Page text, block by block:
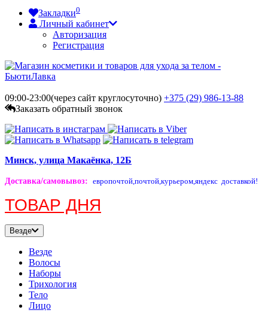
Закладки0
Личный кабинет
Авторизация
Регистрация
09:00-23:00(через сайт круглосуточно) +375 (29) 986-13-88
Заказать обратный звонок
Минск, улица Макаёнка, 12Б
Доставка/самовывоз: европочтой,почтой,курьером,яндекс доставкой!
ТОВАР ДНЯ
Везде
Везде
Волосы
Наборы
Трихология
Тело
Лицо